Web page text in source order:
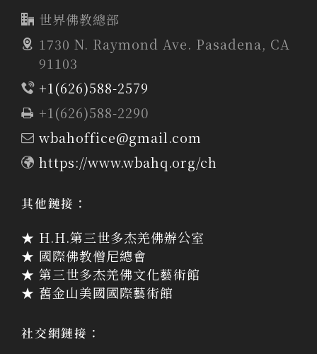
世界佛教總部
1730 N. Raymond Ave. Pasadena, CA
91103
+1(626)588-2579
+1(626)588-2290
wbahoffice@gmail.com
https://www.wbahq.org/ch
其他鏈接：
★ H.H.第三世多杰羌佛辦公室
★ 國際佛教僧尼總會
★ 第三世多杰羌佛文化藝術館
★ 舊金山美國國際藝術館
社交網鏈接：